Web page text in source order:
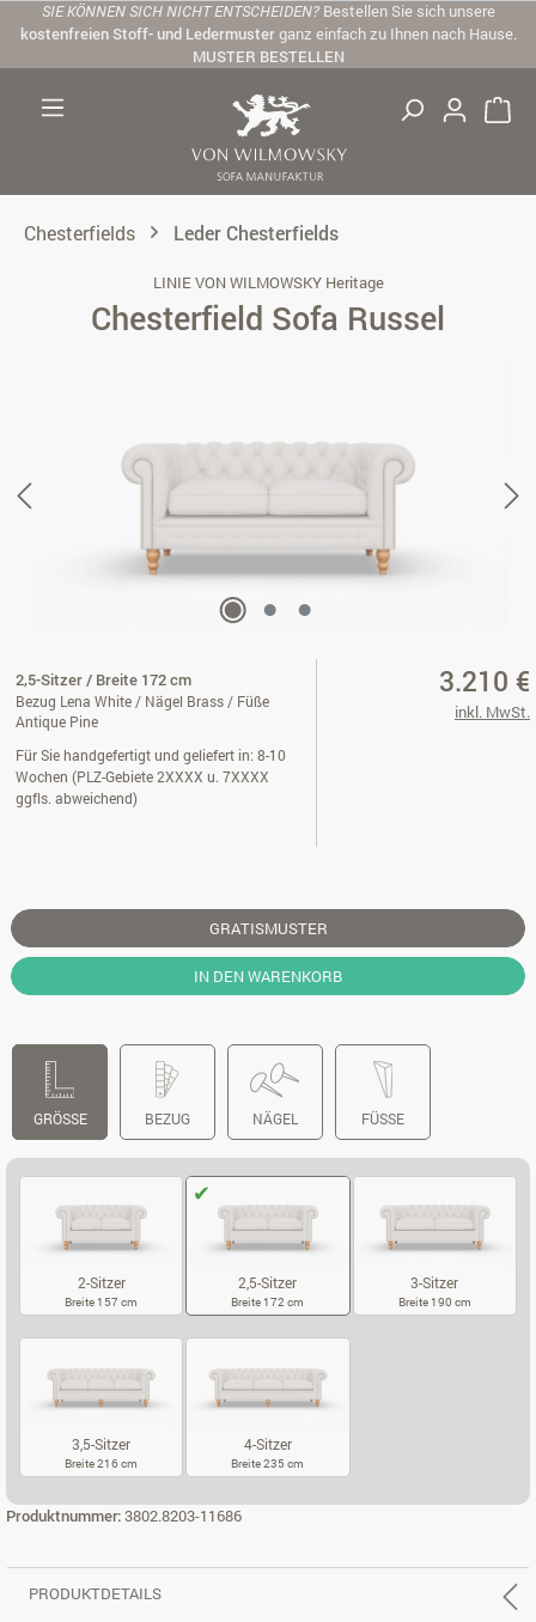
Zum Hauptinhalt springen
SIE KÖNNEN SICH NICHT ENTSCHEIDEN? Bestellen Sie sich unsere
kostenfreien Stoff- und Ledermusterganz einfach zu Ihnen nach Hause.
MUSTER BESTELLEN
Chesterfields Leder Chesterfields
LINIE VON WILMOWSKY Heritage
Chesterfield Sofa Russel
2,5-Sitzer / Breite 172 cm
Bezug Lena White / Nägel Brass / Füße
Antique Pine
Für Sie handgefertigt und geliefert in: 8-10
Wochen (PLZ-Gebiete 2XXXX u. 7XXXX
ggfls. abweichend)
3.210 €
inkl. MwSt.
GRATISMUSTER
IN DEN WARENKORB
GRÖSSE BEZUG NÄGEL FÜSSE
2-Sitzer
Breite 157 cm
2,5-Sitzer
Breite 172 cm
3-Sitzer
Breite 190 cm
3,5-Sitzer
Breite 216 cm
4-Sitzer
Breite 235 cm
Produktnummer:3802.8203-11686
PRODUKTDETAILS